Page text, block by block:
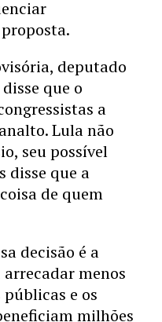
deputado
que o
a
Lula não
seu possível
disse que a
de quem
decisão é a
menos
e os
milhões